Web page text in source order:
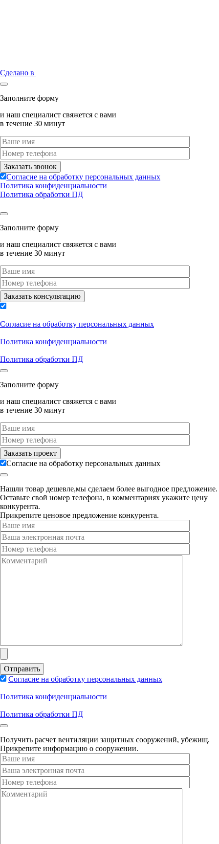
Сделано в
Заполните форму
и наш специалист свяжется с вами
в течение 30 минут
Согласие на обработку персональных данных
Политика конфиденциальности
Политика обработки ПД
Заполните форму
и наш специалист свяжется с вами
в течение 30 минут
Согласие на обработку персональных данных
Политика конфиденциальности
Политика обработки ПД
Заполните форму
и наш специалист свяжется с вами
в течение 30 минут
Согласие на обработку персональных данных
Нашли товар дешевле,мы сделаем более выгодное предложение.
Оставьте свой номер телефона, в комментариях укажите цену
конкурента.
Прикрепите ценовое предложение конкурента.
Согласие на обработку персональных данных
Политика конфиденциальности
Политика обработки ПД
Получить расчет вентиляции защитных сооружений, убежищ.
Прикрепите информацию о сооружении.